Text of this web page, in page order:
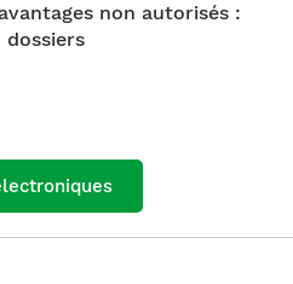
non autorisés :
dossiers